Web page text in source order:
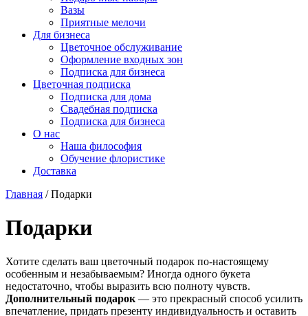
Вазы
Приятные мелочи
Для бизнеса
Цветочное обслуживание
Оформление входных зон
Подписка для бизнеса
Цветочная подписка
Подписка для дома
Свадебная подписка
Подписка для бизнеса
О нас
Наша философия
Обучение флористике
Доставка
Главная /Подарки
Подарки
Хотите сделать ваш цветочный подарок по-настоящему
особенным и незабываемым? Иногда одного букета
недостаточно, чтобы выразить всю полноту чувств.
Дополнительный подарок — это прекрасный способ усилить
впечатление, придать презенту индивидуальность и оставить